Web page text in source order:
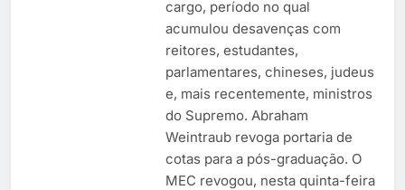
cargo, período no qual
acumulou desavenças com
reitores, estudantes,
parlamentares, chineses, judeus
e, mais recentemente, ministros
do Supremo. Abraham
Weintraub revoga portaria de
cotas para a pós-graduação. O
MEC revogou, nesta quinta-feira